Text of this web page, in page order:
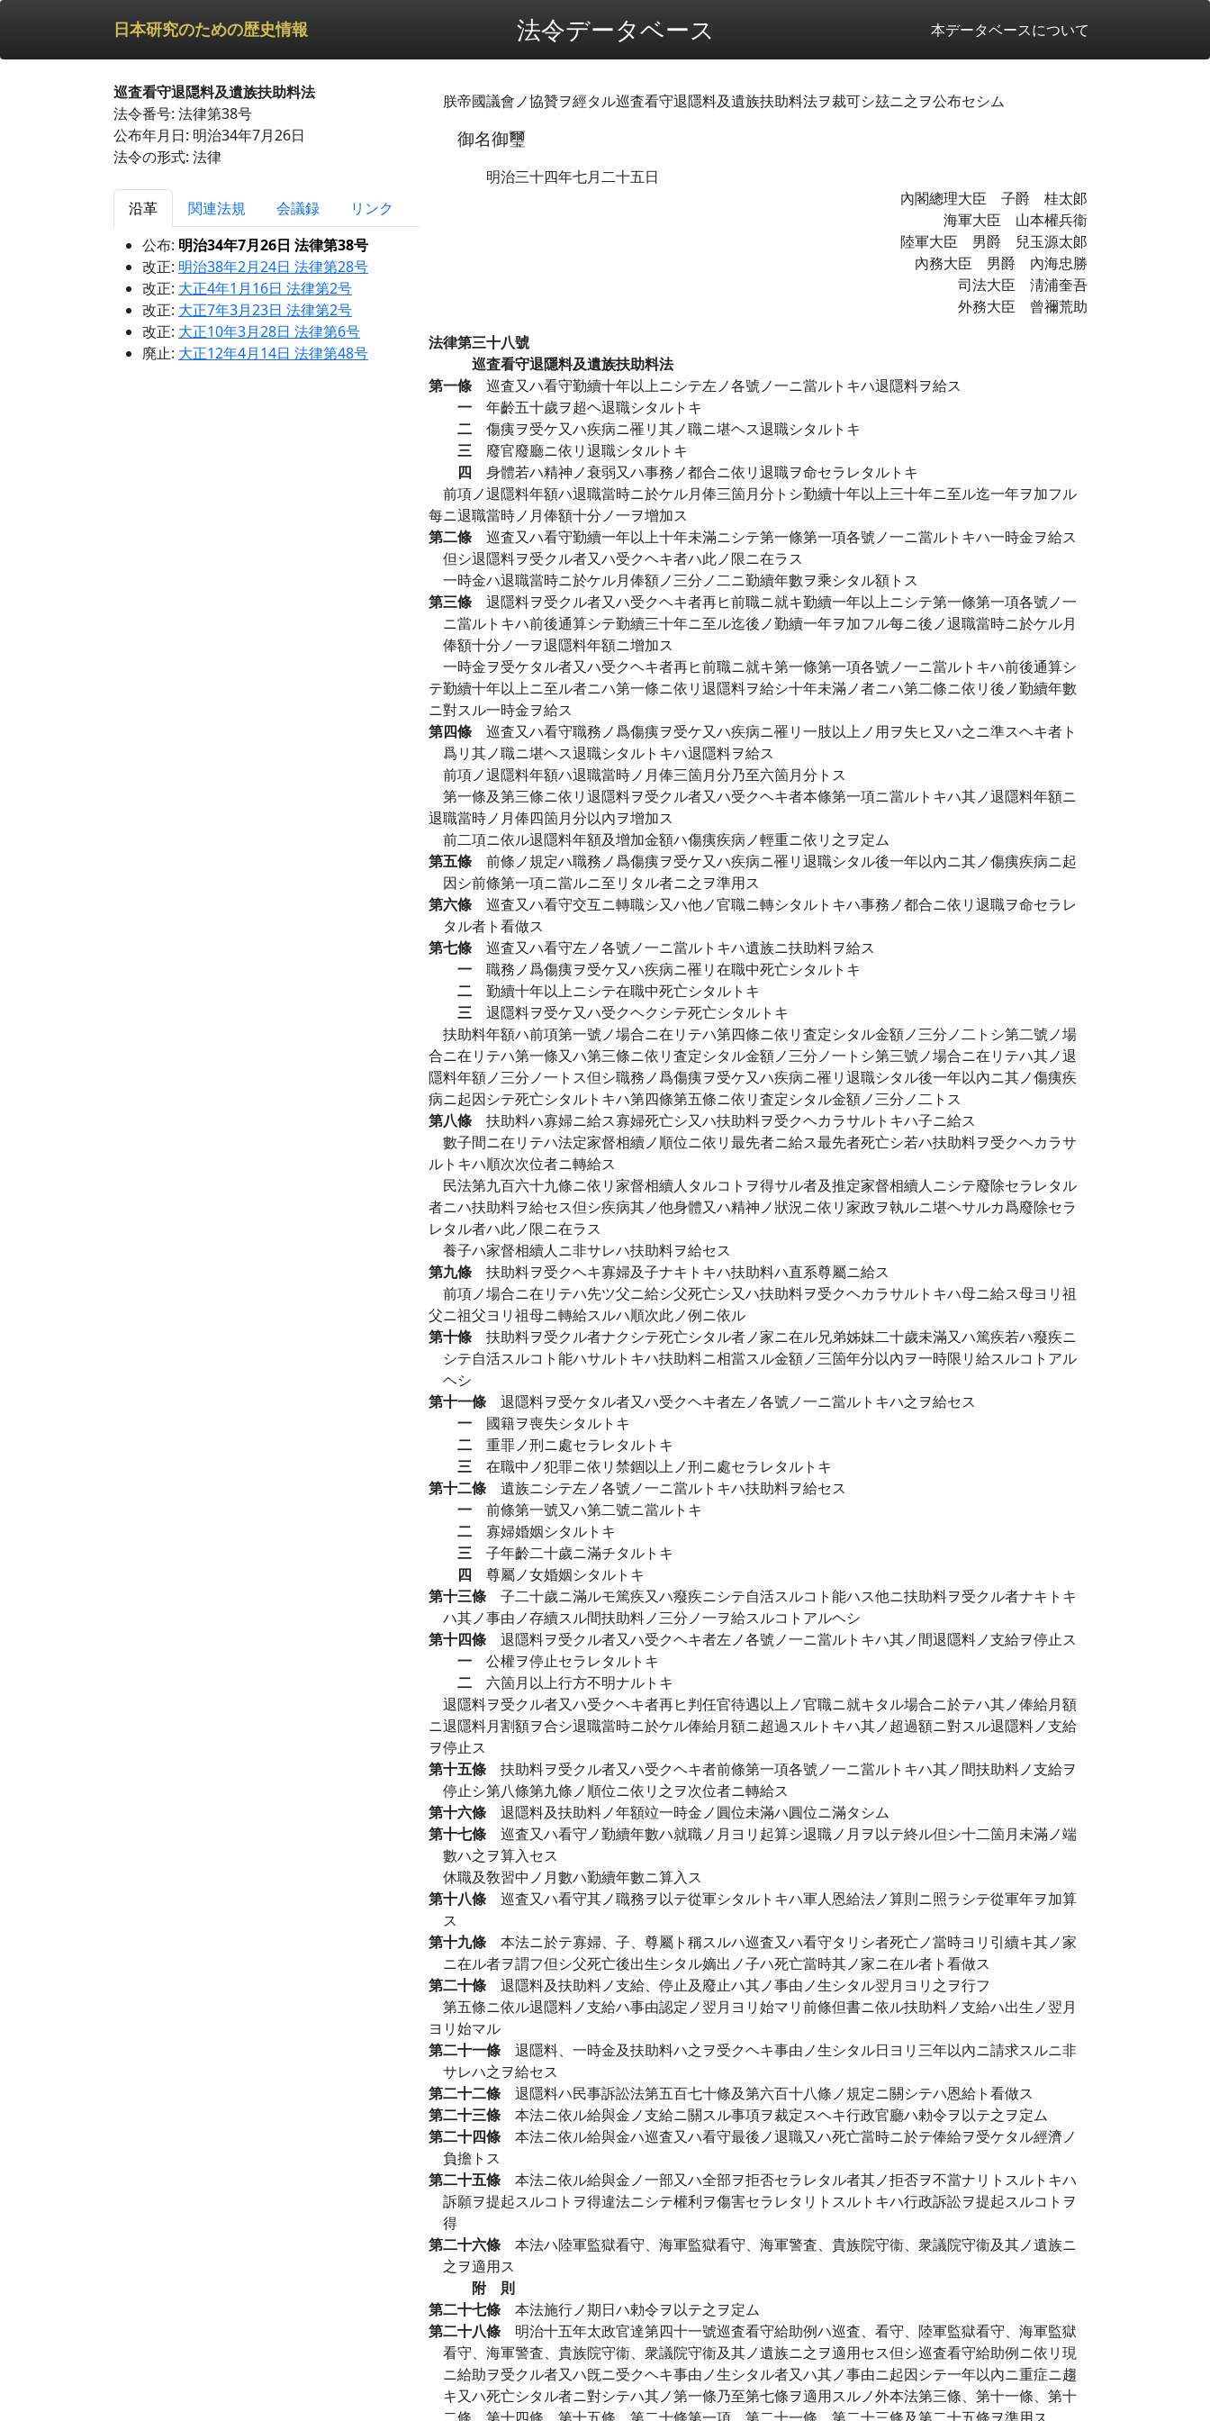
日本研究のための歴史情報 法令データベース 本データベースについて
巡査看守退隠料及遺族扶助料法
法令番号: 法律第38号
公布年月日: 明治34年7月26日
法令の形式: 法律
沿革 関連法規 会議録
リンク
公布: 明治34年7月26日 法律第38号
改正: 明治38年2月24日 法律第28号
改正: 大正4年1月16日 法律第2号
改正: 大正7年3月23日 法律第2号
改正: 大正10年3月28日 法律第6号
廃止: 大正12年4月14日 法律第48号
朕帝國議會ノ協贊ヲ經タル巡査看守退隱料及遺族扶助料法ヲ裁可シ玆ニ之ヲ公布セシム
御名御璽
明治三十四年七月二十五日
內閣總理大臣 子爵 桂太郞
海軍大臣 山本權兵衞
陸軍大臣 男爵 兒玉源太郞
內務大臣 男爵 內海忠勝
司法大臣 淸浦奎吾
外務大臣 曾禰荒助
法律第三十八號
巡査看守退隱料及遺族扶助料法
第一條 巡査又ハ看守勤續十年以上ニシテ左ノ各號ノ一ニ當ルトキハ退隱料ヲ給ス
一 年齡五十歲ヲ超ヘ退職シタルトキ
二 傷痍ヲ受ケ又ハ疾病ニ罹リ其ノ職ニ堪ヘス退職シタルトキ
三 廢官廢廳ニ依リ退職シタルトキ
四 身體若ハ精神ノ衰弱又ハ事務ノ都合ニ依リ退職ヲ命セラレタルトキ
前項ノ退隱料年額ハ退職當時ニ於ケル月俸三箇月分トシ勤續十年以上三十年ニ至ル迄一年ヲ加フル
每ニ退職當時ノ月俸額十分ノ一ヲ增加ス
第二條 巡査又ハ看守勤續一年以上十年未滿ニシテ第一條第一項各號ノ一ニ當ルトキハ一時金ヲ給ス
但シ退隱料ヲ受クル者又ハ受クヘキ者ハ此ノ限ニ在ラス
一時金ハ退職當時ニ於ケル月俸額ノ三分ノ二ニ勤續年數ヲ乘シタル額トス
第三條 退隱料ヲ受クル者又ハ受クヘキ者再ヒ前職ニ就キ勤續一年以上ニシテ第一條第一項各號ノ一
ニ當ルトキハ前後通算シテ勤續三十年ニ至ル迄後ノ勤續一年ヲ加フル每ニ後ノ退職當時ニ於ケル月
俸額十分ノ一ヲ退隱料年額ニ增加ス
一時金ヲ受ケタル者又ハ受クヘキ者再ヒ前職ニ就キ第一條第一項各號ノ一ニ當ルトキハ前後通算シ
テ勤續十年以上ニ至ル者ニハ第一條ニ依リ退隱料ヲ給シ十年未滿ノ者ニハ第二條ニ依リ後ノ勤續年數
ニ對スル一時金ヲ給ス
第四條 巡査又ハ看守職務ノ爲傷痍ヲ受ケ又ハ疾病ニ罹リ一肢以上ノ用ヲ失ヒ又ハ之ニ準スヘキ者ト
爲リ其ノ職ニ堪ヘス退職シタルトキハ退隱料ヲ給ス
前項ノ退隱料年額ハ退職當時ノ月俸三箇月分乃至六箇月分トス
第一條及第三條ニ依リ退隱料ヲ受クル者又ハ受クヘキ者本條第一項ニ當ルトキハ其ノ退隱料年額ニ
退職當時ノ月俸四箇月分以內ヲ增加ス
前二項ニ依ル退隱料年額及增加金額ハ傷痍疾病ノ輕重ニ依リ之ヲ定ム
第五條 前條ノ規定ハ職務ノ爲傷痍ヲ受ケ又ハ疾病ニ罹リ退職シタル後一年以內ニ其ノ傷痍疾病ニ起
因シ前條第一項ニ當ルニ至リタル者ニ之ヲ準用ス
第六條 巡査又ハ看守交互ニ轉職シ又ハ他ノ官職ニ轉シタルトキハ事務ノ都合ニ依リ退職ヲ命セラレ
タル者ト看做ス
第七條 巡査又ハ看守左ノ各號ノ一ニ當ルトキハ遺族ニ扶助料ヲ給ス
一 職務ノ爲傷痍ヲ受ケ又ハ疾病ニ罹リ在職中死亡シタルトキ
二 勤續十年以上ニシテ在職中死亡シタルトキ
三 退隱料ヲ受ケ又ハ受クヘクシテ死亡シタルトキ
扶助料年額ハ前項第一號ノ場合ニ在リテハ第四條ニ依リ査定シタル金額ノ三分ノ二トシ第二號ノ場
合ニ在リテハ第一條又ハ第三條ニ依リ査定シタル金額ノ三分ノ一トシ第三號ノ場合ニ在リテハ其ノ退
隱料年額ノ三分ノ一トス但シ職務ノ爲傷痍ヲ受ケ又ハ疾病ニ罹リ退職シタル後一年以內ニ其ノ傷痍疾
病ニ起因シテ死亡シタルトキハ第四條第五條ニ依リ査定シタル金額ノ三分ノ二トス
第八條 扶助料ハ寡婦ニ給ス寡婦死亡シ又ハ扶助料ヲ受クヘカラサルトキハ子ニ給ス
數子間ニ在リテハ法定家督相續ノ順位ニ依リ最先者ニ給ス最先者死亡シ若ハ扶助料ヲ受クヘカラサ
ルトキハ順次次位者ニ轉給ス
民法第九百六十九條ニ依リ家督相續人タルコトヲ得サル者及推定家督相續人ニシテ廢除セラレタル
者ニハ扶助料ヲ給セス但シ疾病其ノ他身體又ハ精神ノ狀況ニ依リ家政ヲ執ルニ堪ヘサルカ爲廢除セラ
レタル者ハ此ノ限ニ在ラス
養子ハ家督相續人ニ非サレハ扶助料ヲ給セス
第九條 扶助料ヲ受クヘキ寡婦及子ナキトキハ扶助料ハ直系尊屬ニ給ス
前項ノ場合ニ在リテハ先ツ父ニ給シ父死亡シ又ハ扶助料ヲ受クヘカラサルトキハ母ニ給ス母ヨリ祖
父ニ祖父ヨリ祖母ニ轉給スルハ順次此ノ例ニ依ル
第十條 扶助料ヲ受クル者ナクシテ死亡シタル者ノ家ニ在ル兄弟姊妹二十歲未滿又ハ篤疾若ハ癈疾ニ
シテ自活スルコト能ハサルトキハ扶助料ニ相當スル金額ノ三箇年分以內ヲ一時限リ給スルコトアル
ヘシ
第十一條 退隱料ヲ受ケタル者又ハ受クヘキ者左ノ各號ノ一ニ當ルトキハ之ヲ給セス
一 國籍ヲ喪失シタルトキ
二 重罪ノ刑ニ處セラレタルトキ
三 在職中ノ犯罪ニ依リ禁錮以上ノ刑ニ處セラレタルトキ
第十二條 遺族ニシテ左ノ各號ノ一ニ當ルトキハ扶助料ヲ給セス
一 前條第一號又ハ第二號ニ當ルトキ
二 寡婦婚姻シタルトキ
三 子年齡二十歲ニ滿チタルトキ
四 尊屬ノ女婚姻シタルトキ
第十三條 子二十歲ニ滿ルモ篤疾又ハ癈疾ニシテ自活スルコト能ハス他ニ扶助料ヲ受クル者ナキトキ
ハ其ノ事由ノ存續スル間扶助料ノ三分ノ一ヲ給スルコトアルヘシ
第十四條 退隱料ヲ受クル者又ハ受クヘキ者左ノ各號ノ一ニ當ルトキハ其ノ間退隱料ノ支給ヲ停止ス
一 公權ヲ停止セラレタルトキ
二 六箇月以上行方不明ナルトキ
退隱料ヲ受クル者又ハ受クヘキ者再ヒ判任官待遇以上ノ官職ニ就キタル場合ニ於テハ其ノ俸給月額
ニ退隱料月割額ヲ合シ退職當時ニ於ケル俸給月額ニ超過スルトキハ其ノ超過額ニ對スル退隱料ノ支給
ヲ停止ス
第十五條 扶助料ヲ受クル者又ハ受クヘキ者前條第一項各號ノ一ニ當ルトキハ其ノ間扶助料ノ支給ヲ
停止シ第八條第九條ノ順位ニ依リ之ヲ次位者ニ轉給ス
第十六條 退隱料及扶助料ノ年額竝一時金ノ圓位未滿ハ圓位ニ滿タシム
第十七條 巡査又ハ看守ノ勤續年數ハ就職ノ月ヨリ起算シ退職ノ月ヲ以テ終ル但シ十二箇月未滿ノ端
數ハ之ヲ算入セス
休職及敎習中ノ月數ハ勤續年數ニ算入ス
第十八條 巡査又ハ看守其ノ職務ヲ以テ從軍シタルトキハ軍人恩給法ノ算則ニ照ラシテ從軍年ヲ加算
ス
第十九條 本法ニ於テ寡婦、子、尊屬ト稱スルハ巡査又ハ看守タリシ者死亡ノ當時ヨリ引續キ其ノ家
ニ在ル者ヲ謂フ但シ父死亡後出生シタル嫡出ノ子ハ死亡當時其ノ家ニ在ル者ト看做ス
第二十條 退隱料及扶助料ノ支給、停止及廢止ハ其ノ事由ノ生シタル翌月ヨリ之ヲ行フ
第五條ニ依ル退隱料ノ支給ハ事由認定ノ翌月ヨリ始マリ前條但書ニ依ル扶助料ノ支給ハ出生ノ翌月
ヨリ始マル
第二十一條 退隱料、一時金及扶助料ハ之ヲ受クヘキ事由ノ生シタル日ヨリ三年以內ニ請求スルニ非
サレハ之ヲ給セス
第二十二條 退隱料ハ民事訴訟法第五百七十條及第六百十八條ノ規定ニ關シテハ恩給ト看做ス
第二十三條 本法ニ依ル給與金ノ支給ニ關スル事項ヲ裁定スヘキ行政官廳ハ勅令ヲ以テ之ヲ定ム
第二十四條 本法ニ依ル給與金ハ巡査又ハ看守最後ノ退職又ハ死亡當時ニ於テ俸給ヲ受ケタル經濟ノ
負擔トス
第二十五條 本法ニ依ル給與金ノ一部又ハ全部ヲ拒否セラレタル者其ノ拒否ヲ不當ナリトスルトキハ
訴願ヲ提起スルコトヲ得違法ニシテ權利ヲ傷害セラレタリトスルトキハ行政訴訟ヲ提起スルコトヲ
得
第二十六條 本法ハ陸軍監獄看守、海軍監獄看守、海軍警査、貴族院守衞、衆議院守衞及其ノ遺族ニ
之ヲ適用ス
附 則
第二十七條 本法施行ノ期日ハ勅令ヲ以テ之ヲ定ム
第二十八條 明治十五年太政官達第四十一號巡査看守給助例ハ巡査、看守、陸軍監獄看守、海軍監獄
看守、海軍警査、貴族院守衞、衆議院守衞及其ノ遺族ニ之ヲ適用セス但シ巡査看守給助例ニ依リ現
ニ給助ヲ受クル者又ハ旣ニ受クヘキ事由ノ生シタル者又ハ其ノ事由ニ起因シテ一年以內ニ重症ニ趨
キ又ハ死亡シタル者ニ對シテハ其ノ第一條乃至第七條ヲ適用スルノ外本法第三條、第十一條、第十